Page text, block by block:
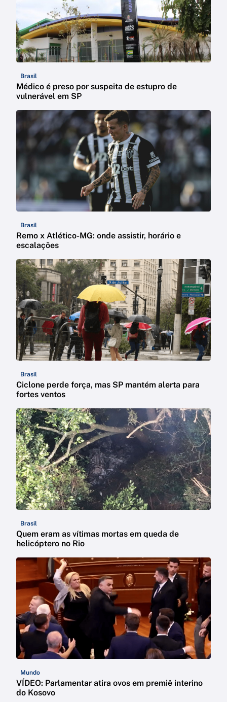
Brasil
Médico é preso por suspeita de estupro de
vulnerável em SP
Brasil
Remo x Atlético-MG: onde assistir, horário e
escalações
Brasil
Ciclone perde força, mas SP mantém alerta para
fortes ventos
Brasil
Quem eram as vítimas mortas em queda de
helicóptero no Rio
Mundo
VÍDEO: Parlamentar atira ovos em premiê interino
do Kosovo